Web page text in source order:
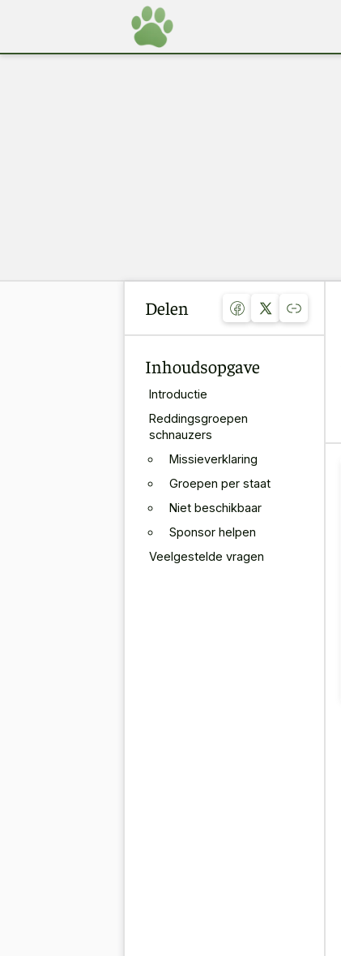
Delen
Inhoudsopgave
Introductie
Reddingsgroepen
schnauzers
Missieverklaring
Groepen per staat
Niet beschikbaar
Sponsor helpen
Veelgestelde vragen